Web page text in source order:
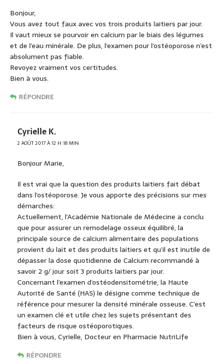
Bonjour,
Vous avez tout faux avec vos trois produits laitiers par jour.
Il vaut mieux se pourvoir en calcium par le biais des légumes
et de l’eau minérale. De plus, l’examen pour l’ostéoporose n’est
absolument pas fiable.
Revoyez vraiment vos certitudes.
Bien à vous.
RÉPONDRE
Cyrielle K.
2 AOÛT 2017 À 12 H 18 MIN
Bonjour Marie,
Il est vrai que la question des produits laitiers fait débat
dans l’ostéoporose. Je vous apporte des précisions sur mes
démarches:
Actuellement, l’Académie Nationale de Médecine a conclu
que pour assurer un remodelage osseux équilibré, la
principale source de calcium alimentaire des populations
provient du lait et des produits laitiers et qu’il est inutile de
dépasser la dose quotidienne de Calcium recommandé à
savoir 2 g/ jour soit 3 produits laitiers par jour.
Concernant l’examen d’ostéodensitométrie, la Haute
Autorité de Santé (HAS) le désigne comme technique de
référence pour mesurer la densité minérale osseuse. C’est
un examen clé et utile chez les sujets présentant des
facteurs de risque ostéoporotiques.
Bien à vous, Cyrielle, Docteur en Pharmacie NutriLife
RÉPONDRE